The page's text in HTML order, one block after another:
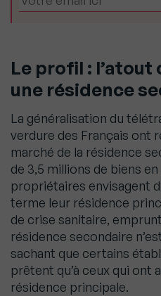
Le profil :
une résidence
La généralisation du
verdure des Français ont
marché de la résidence
de 3,5 millions de biens
propriétaires envisagent
terme leur résidence
de crise sanitaire,
résidence secondaire
sachant que certains
prêtent qu’à ceux qui ont
résidence principale.